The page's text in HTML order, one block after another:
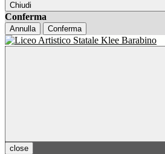
Chiudi
Conferma
Annulla Conferma
close